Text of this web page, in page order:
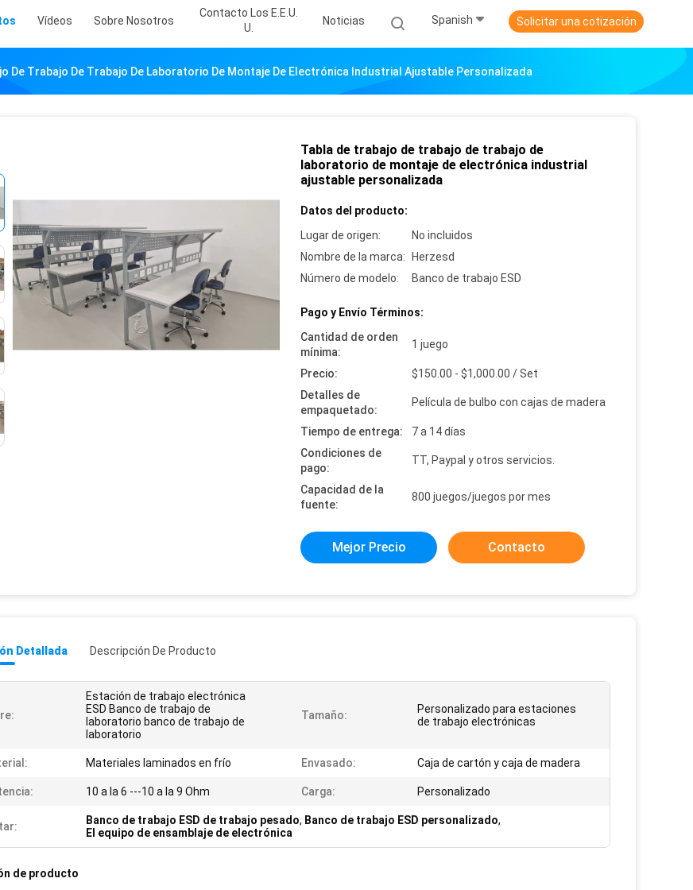
Vídeos Sobre Nosotros
Contacto Los E.E.U.
U.
Noticias Spanish Solicitar una cotización
De Trabajo De Trabajo De Laboratorio De Montaje De Electrónica Industrial Ajustable Personalizada
Tabla de trabajo de trabajo de trabajo de
laboratorio de montaje de electrónica industrial
ajustable personalizada
Datos del producto:
Lugar de origen:
No incluidos
Nombre de la marca:
Herzesd
Número de modelo:
Banco de trabajo ESD
Pago y Envío Términos:
Cantidad de orden
mínima:
1 juego
Precio:
$150.00 - $1,000.00 / Set
Detalles de
empaquetado:
Película de bulbo con cajas de madera
Tiempo de entrega:
7 a 14 días
Condiciones de
pago:
TT, Paypal y otros servicios.
Capacidad de la
fuente:
800 juegos/juegos por mes
Mejor Precio Contacto
Detallada Descripción De Producto
Estación de trabajo electrónica
ESD Banco de trabajo de
laboratorio banco de trabajo de
laboratorio
Tamaño:
Personalizado para estaciones
de trabajo electrónicas
Materiales laminados en frío Envasado: Caja de cartón y caja de madera
10 a la 6 ---10 a la 9 Ohm Carga: Personalizado
Banco de trabajo ESD de trabajo pesado, Banco de trabajo ESD personalizado,
El equipo de ensamblaje de electrónica
de producto